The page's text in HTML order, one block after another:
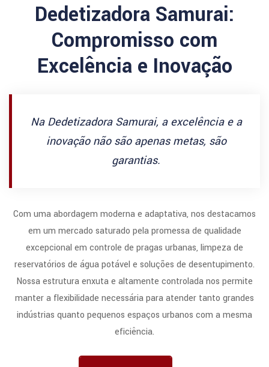
Dedetizadora Samurai:
Compromisso com
Excelência e Inovação
Na Dedetizadora Samurai, a excelência e a
inovação não são apenas metas, são
garantias.
Com uma abordagem moderna e adaptativa, nos destacamos
em um mercado saturado pela promessa de qualidade
excepcional em controle de pragas urbanas, limpeza de
reservatórios de água potável e soluções de desentupimento.
Nossa estrutura enxuta e altamente controlada nos permite
manter a flexibilidade necessária para atender tanto grandes
indústrias quanto pequenos espaços urbanos com a mesma
eficiência.